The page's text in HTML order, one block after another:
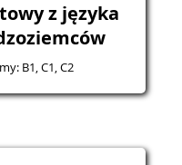
z języka
B1, C1, C2